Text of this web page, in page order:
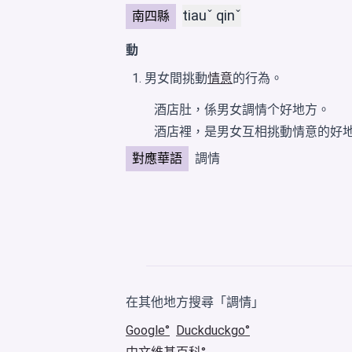
南四縣 tiauˇ qinˇ
動
男女間挑動情意的行為。
酒店肚，係男女調情个好地方。
酒店裡，是男女互相挑動情意的好
對應華語
調情
在其他地方搜尋「調情」
Google
Duckduckgo